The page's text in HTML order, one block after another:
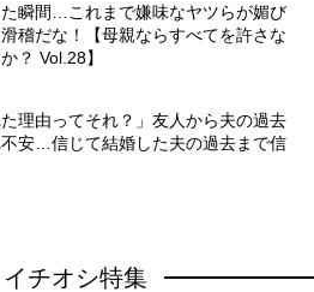
瞬間…これまで嫌味なヤツらが媚び
稽だな！【母親ならすべてを許さな
？ Vol.28】
た理由ってそれ？」友人から夫の過去
安…信じて結婚した夫の過去まで信
チオシ特集